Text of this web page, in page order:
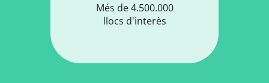
Més de 4.500.000
llocs d'interès